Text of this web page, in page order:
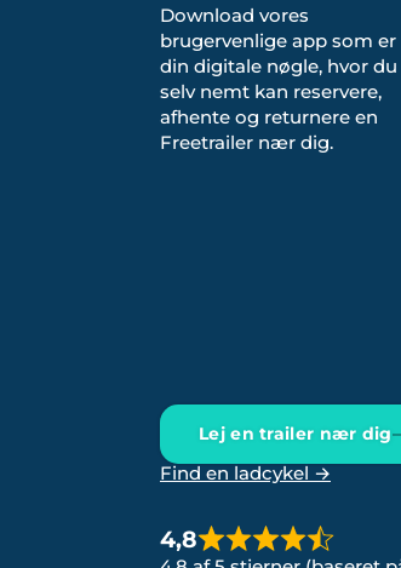
Download vores
brugervenlige app som er
din digitale nøgle, hvor du
selv nemt kan reservere,
afhente og returnere en
Freetrailer nær dig.
Lej en trailer nær dig
Find en ladcykel →
4,8